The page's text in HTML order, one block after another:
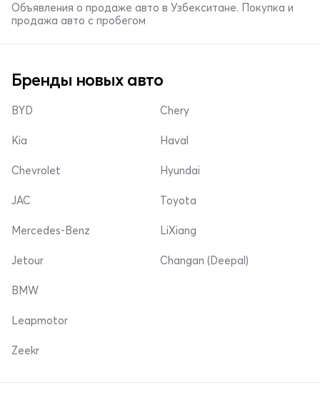
Объявления о продаже авто в Узбекситане. Покупка и
продажа авто с пробегом
Бренды новых авто
BYD
Kia
Chevrolet
Chery
Haval
Hyundai
JAC
Mercedes-Benz
Jetour
Toyota
LiXiang
Changan (Deepal)
BMW
Leapmotor
Zeekr